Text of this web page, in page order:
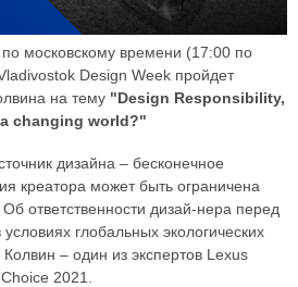
по московскому времени (17:00 по
Design Week пройдет
на тему "Design Responsibility,
changing world?"
дизайна – бесконечное
креатора может быть ограничена
ответственности дизай-нера перед
глобальных экологических
Колвин – один из экспертов Lexus
2021.